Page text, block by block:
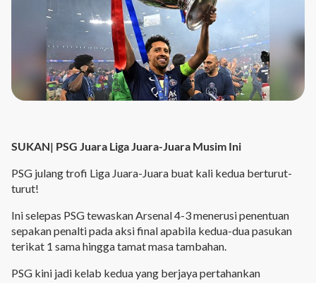
SUKAN| PSG Juara Liga Juara-Juara Musim Ini
PSG julang trofi Liga Juara-Juara buat kali kedua berturut-
turut!
Ini selepas PSG tewaskan Arsenal 4-3 menerusi penentuan
sepakan penalti pada aksi final apabila kedua-dua pasukan
terikat 1 sama hingga tamat masa tambahan.
PSG kini jadi kelab kedua yang berjaya pertahankan